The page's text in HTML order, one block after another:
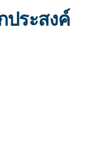
ประสงค์